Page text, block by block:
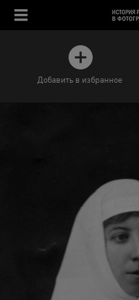
Добавить в избранное